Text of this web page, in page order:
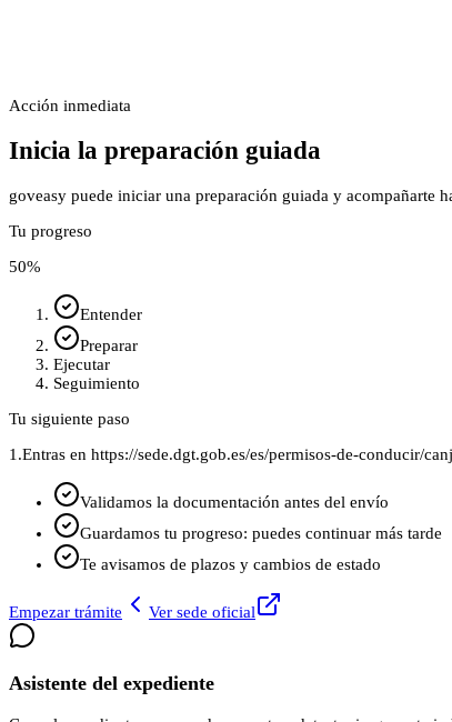
Acción inmediata
Inicia la preparación guiada
goveasy puede iniciar una preparación guiada y acompañarte
Tu progreso
50%
Entender
Preparar
Ejecutar
Seguimiento
Tu siguiente paso
1.Entras en https://sede.dgt.gob.es/es/permisos-de-conducir/
Validamos la documentación antes del envío
Guardamos tu progreso: puedes continuar más tarde
Te avisamos de plazos y cambios de estado
Empezar trámite Ver sede oficial
Asistente del expediente